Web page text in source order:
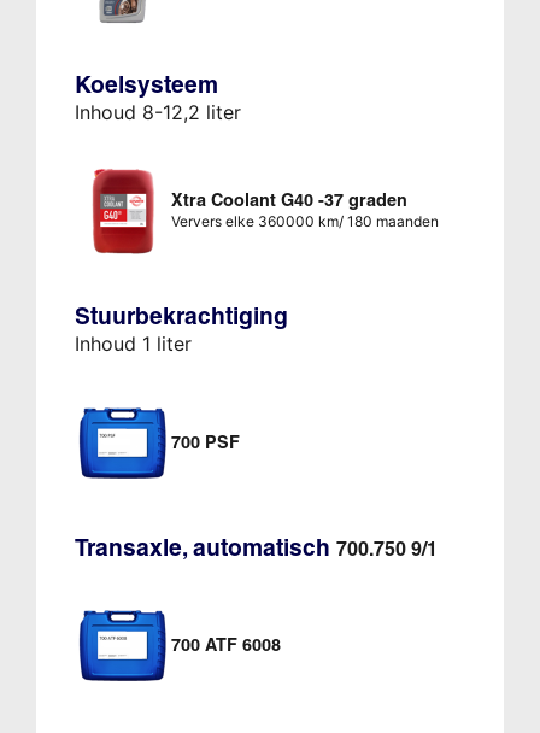
Koelsysteem
Inhoud 8-12,2 liter
Xtra Coolant G40 -37 graden
Ververs elke 360000 km/ 180 maanden
Stuurbekrachtiging
Inhoud 1 liter
700 PSF
Transaxle, automatisch 700.750 9/1
700 ATF 6008